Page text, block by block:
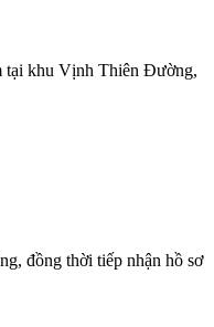
tại khu Vịnh Thiên Đường,
đồng thời tiếp nhận hồ sơ